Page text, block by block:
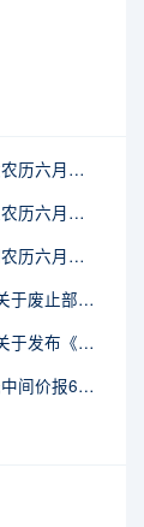
外贸简讯：2026年8月8日星期六农历六月廿六
外贸简讯：2026年8月7日星期五农历六月廿五
外贸简讯：2026年8月6日星期四农历六月廿四
海关总署公告2026年第112号（关于废止部分卫生检疫类规范性文件的公告）
海关总署公告2026年第111号（关于发布《进出境动植物检疫处理监督管理工作规定》《进出境卫生处理监督管理工作规定》的公告）
2026年8月7日周五人民币对美元中间价报6.7904调贬9个基点